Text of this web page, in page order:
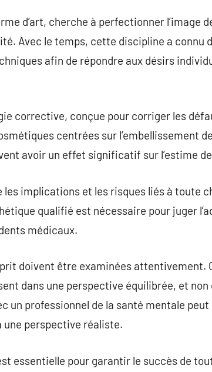
d’art, cherche à perfectionner l’image
Avec le temps, cette discipline a connu
afin de répondre aux désirs
corrective, conçue pour corriger les
centrées sur l’embellissement
avoir un effet significatif sur l’estime
implications et les risques liés à toute
qualifié est nécessaire pour juger
médicaux.
doivent être examinées attentivement.
dans une perspective équilibrée, et
un professionnel de la santé mentale peut
une perspective réaliste.
essentielle pour garantir le succès de